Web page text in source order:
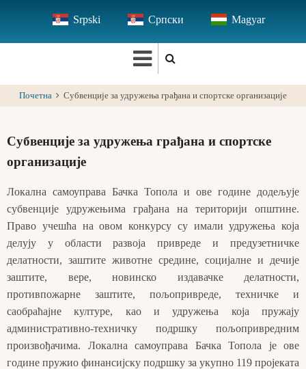
main
Srpski Српски Magyar
Почетна Субвенције за удружења грађана и спортске организације
Субвенције за удружења грађана и спортске
организације
Локална самоуправа Бачка Топола и ове године додељује
субвенције удружењима грађана на територији општине.
Право учешћа на овом конкурсу су имали удружења која
делују у области развоја привреде и предузетничке
делатности, заштите животне средине, социјалне и дечије
заштите, вере, новинско издавачке делатности,
противпожарне заштите, пољопривреде, техничке и
саобраћајне културе, као и удружења која пружају
административно-техничку подршку пољопривредним
произвођачима. Локална самоуправа Бачка Топола је ове
године пружио финансијску подршку за укупно 119 пројеката